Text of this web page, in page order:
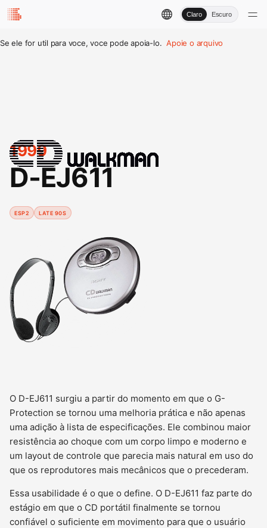
Claro Escuro
Se ele for util para voce, voce pode apoia-lo. Apoie o arquivo
1999
D-EJ611
ESP2 LATE 90S
O D-EJ611 surgiu a partir do momento em que o G-
Protection se tornou uma melhoria prática e não apenas
uma adição à lista de especificações. Ele combinou maior
resistência ao choque com um corpo limpo e moderno e
um layout de controle que parecia mais natural em uso do
que os reprodutores mais mecânicos que o precederam.
Essa usabilidade é o que o define. O D-EJ611 faz parte do
estágio em que o CD portátil finalmente se tornou
confiável o suficiente em movimento para que o usuário